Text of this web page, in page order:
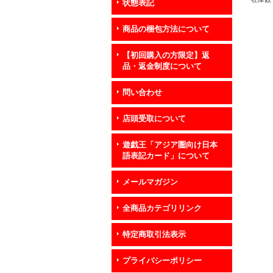
状態表記
商品の梱包方法について
【初回購入の方限定】返
品・返金制度について
問い合わせ
店頭受取について
遊戯王「アジア圏向け日本
語表記カード」について
メールマガジン
全商品カテゴリリンク
特定商取引法表示
プライバシーポリシー